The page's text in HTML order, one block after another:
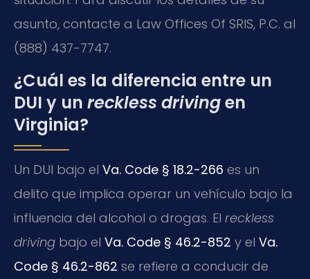
asunto, contacte a Law Offices Of SRIS, P.C. al
(888) 437-7747.
¿Cuál es la diferencia entre un
DUI y un reckless drivingen
Virginia?
Un DUI bajo el Va. Code § 18.2-266 es un
delito que implica operar un vehículo bajo la
influencia del alcohol o drogas. El reckless
driving bajo el Va. Code § 46.2-852 y el Va.
Code § 46.2-862 se refiere a conducir de